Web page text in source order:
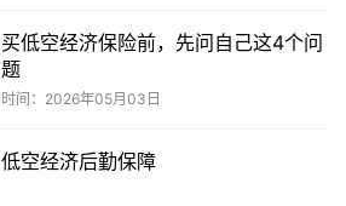
买低空经济保险前，先问自己这4个问
题
时间：2026年05月03日
低空经济后勤保障